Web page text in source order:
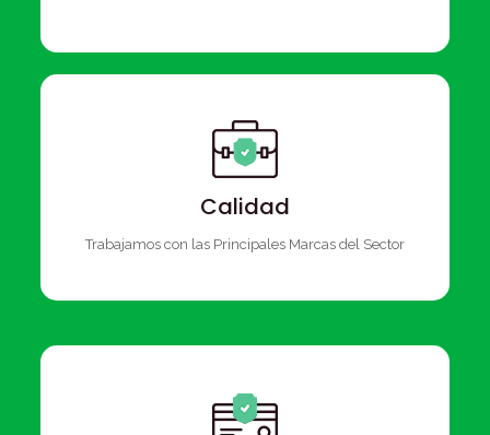
Calidad
Trabajamos con las Principales Marcas del Sector